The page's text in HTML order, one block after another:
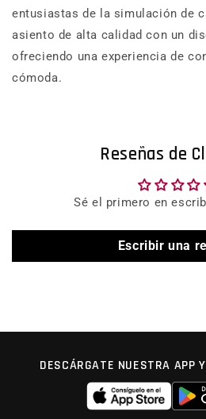
entusiastas de la simulación de
asiento de alta calidad con un
ofreciendo una experiencia de
cómoda.
Reseñas de
Sé el primero en
Escribir una
DESCÁRGATE NUESTRA APP